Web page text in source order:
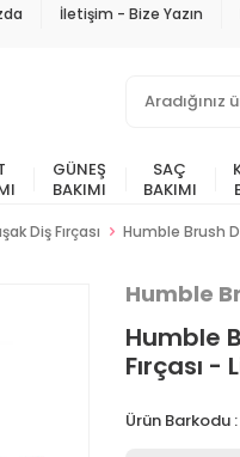
İletişim - Bize Yazın
GÜNEŞ
BAKIMI
SAÇ
BAKIMI
Diş Fırçası Humble Brush
Humble
Humble
Fırçası -
Ürün Barkodu :